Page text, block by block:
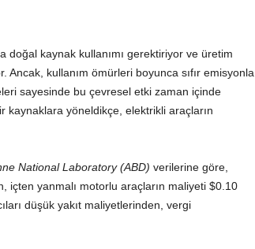
doğal kaynak kullanımı gerektiriyor ve üretim
Ancak, kullanım ömürleri boyunca sıfır emisyonla
sayesinde bu çevresel etki zaman içinde
yöneldikçe, elektrikli araçların
National Laboratory (ABD) verilerine göre,
içten yanmalı motorlu araçların maliyeti $0.10
düşük yakıt maliyetlerinden, vergi